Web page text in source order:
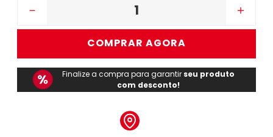
＋
－
COMPRAR AGORA
Finalize a compra para garantir seu produto
com desconto!